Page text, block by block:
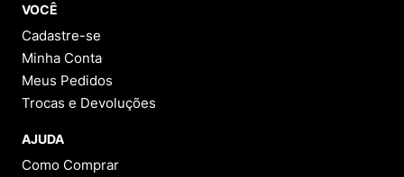
VOCÊ
Cadastre-se
Minha Conta
Meus Pedidos
Trocas e Devoluções
AJUDA
Como Comprar